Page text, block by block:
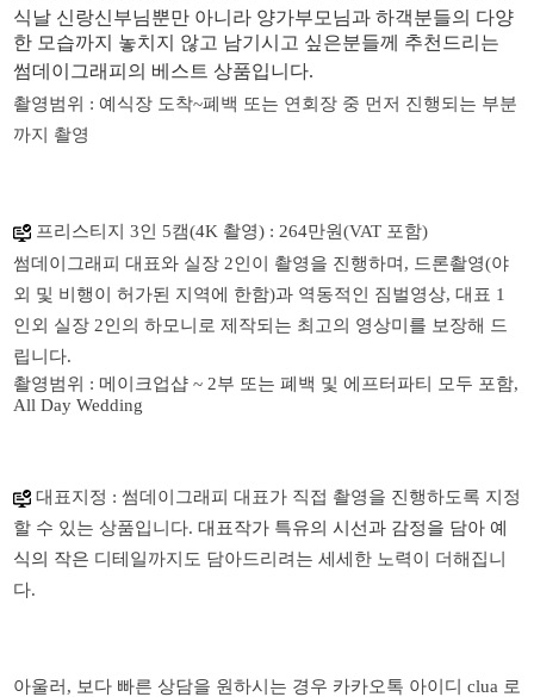
식날 신랑신부님뿐만 아니라 양가부모님과 하객분들의 다양
한 모습까지 놓치지 않고 남기시고 싶은분들께 추천드리는
썸데이그래피의 베스트 상품입니다.
촬영범위 : 예식장 도착~폐백 또는 연회장 중 먼저 진행되는 부분
까지 촬영
프리스티지 3인 5캠(4K 촬영) : 264만원(VAT 포함)
썸데이그래피 대표와 실장 2인이 촬영을 진행하며 , 드론촬영(야
외 및 비행이 허가된 지역에 한함)과 역동적인 짐벌영상, 대표 1
인외 실장 2인의 하모니로 제작되는 최고의 영상미를 보장해 드
립니다.
촬영범위 : 메이크업샵 ~ 2부 또는 폐백 및 에프터파티 모두 포함,
All Day Wedding
대표지정 : 썸데이그래피 대표가 직접 촬영을 진행하도록 지정
할 수 있는 상품입니다. 대표작가 특유의 시선과 감정을 담아 예
식의 작은 디테일까지도 담아드리려는 세세한 노력이
더해집니
다.
아울러 , 보다 빠른 상담을 원하시는 경우 카카오톡 아이디 clua 로